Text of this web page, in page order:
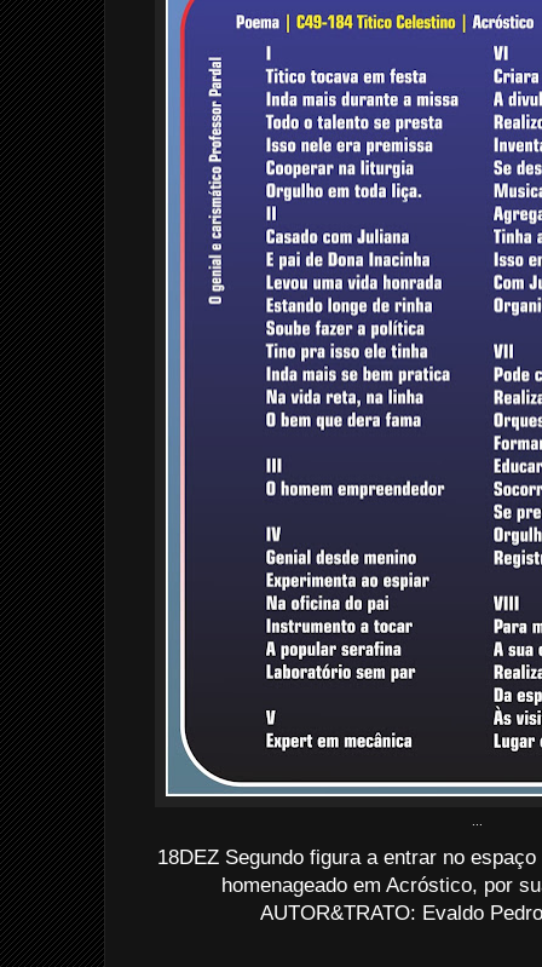
...
18DEZ Segundo figura a entrar no
homenageado em Acróstico, por
AUTOR&TRATO: Evaldo